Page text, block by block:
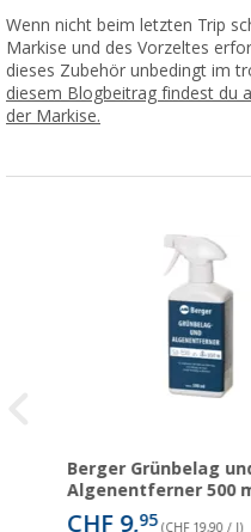
Wenn nicht beim letzten Trip
Markise und des Vorzeltes
dieses Zubehör unbedingt im
diesem Blogbeitrag findest du
der Markise.
Berger Grünbelag
Algenentferner 500
CHF 9,95 (CHF 19,90 / l)